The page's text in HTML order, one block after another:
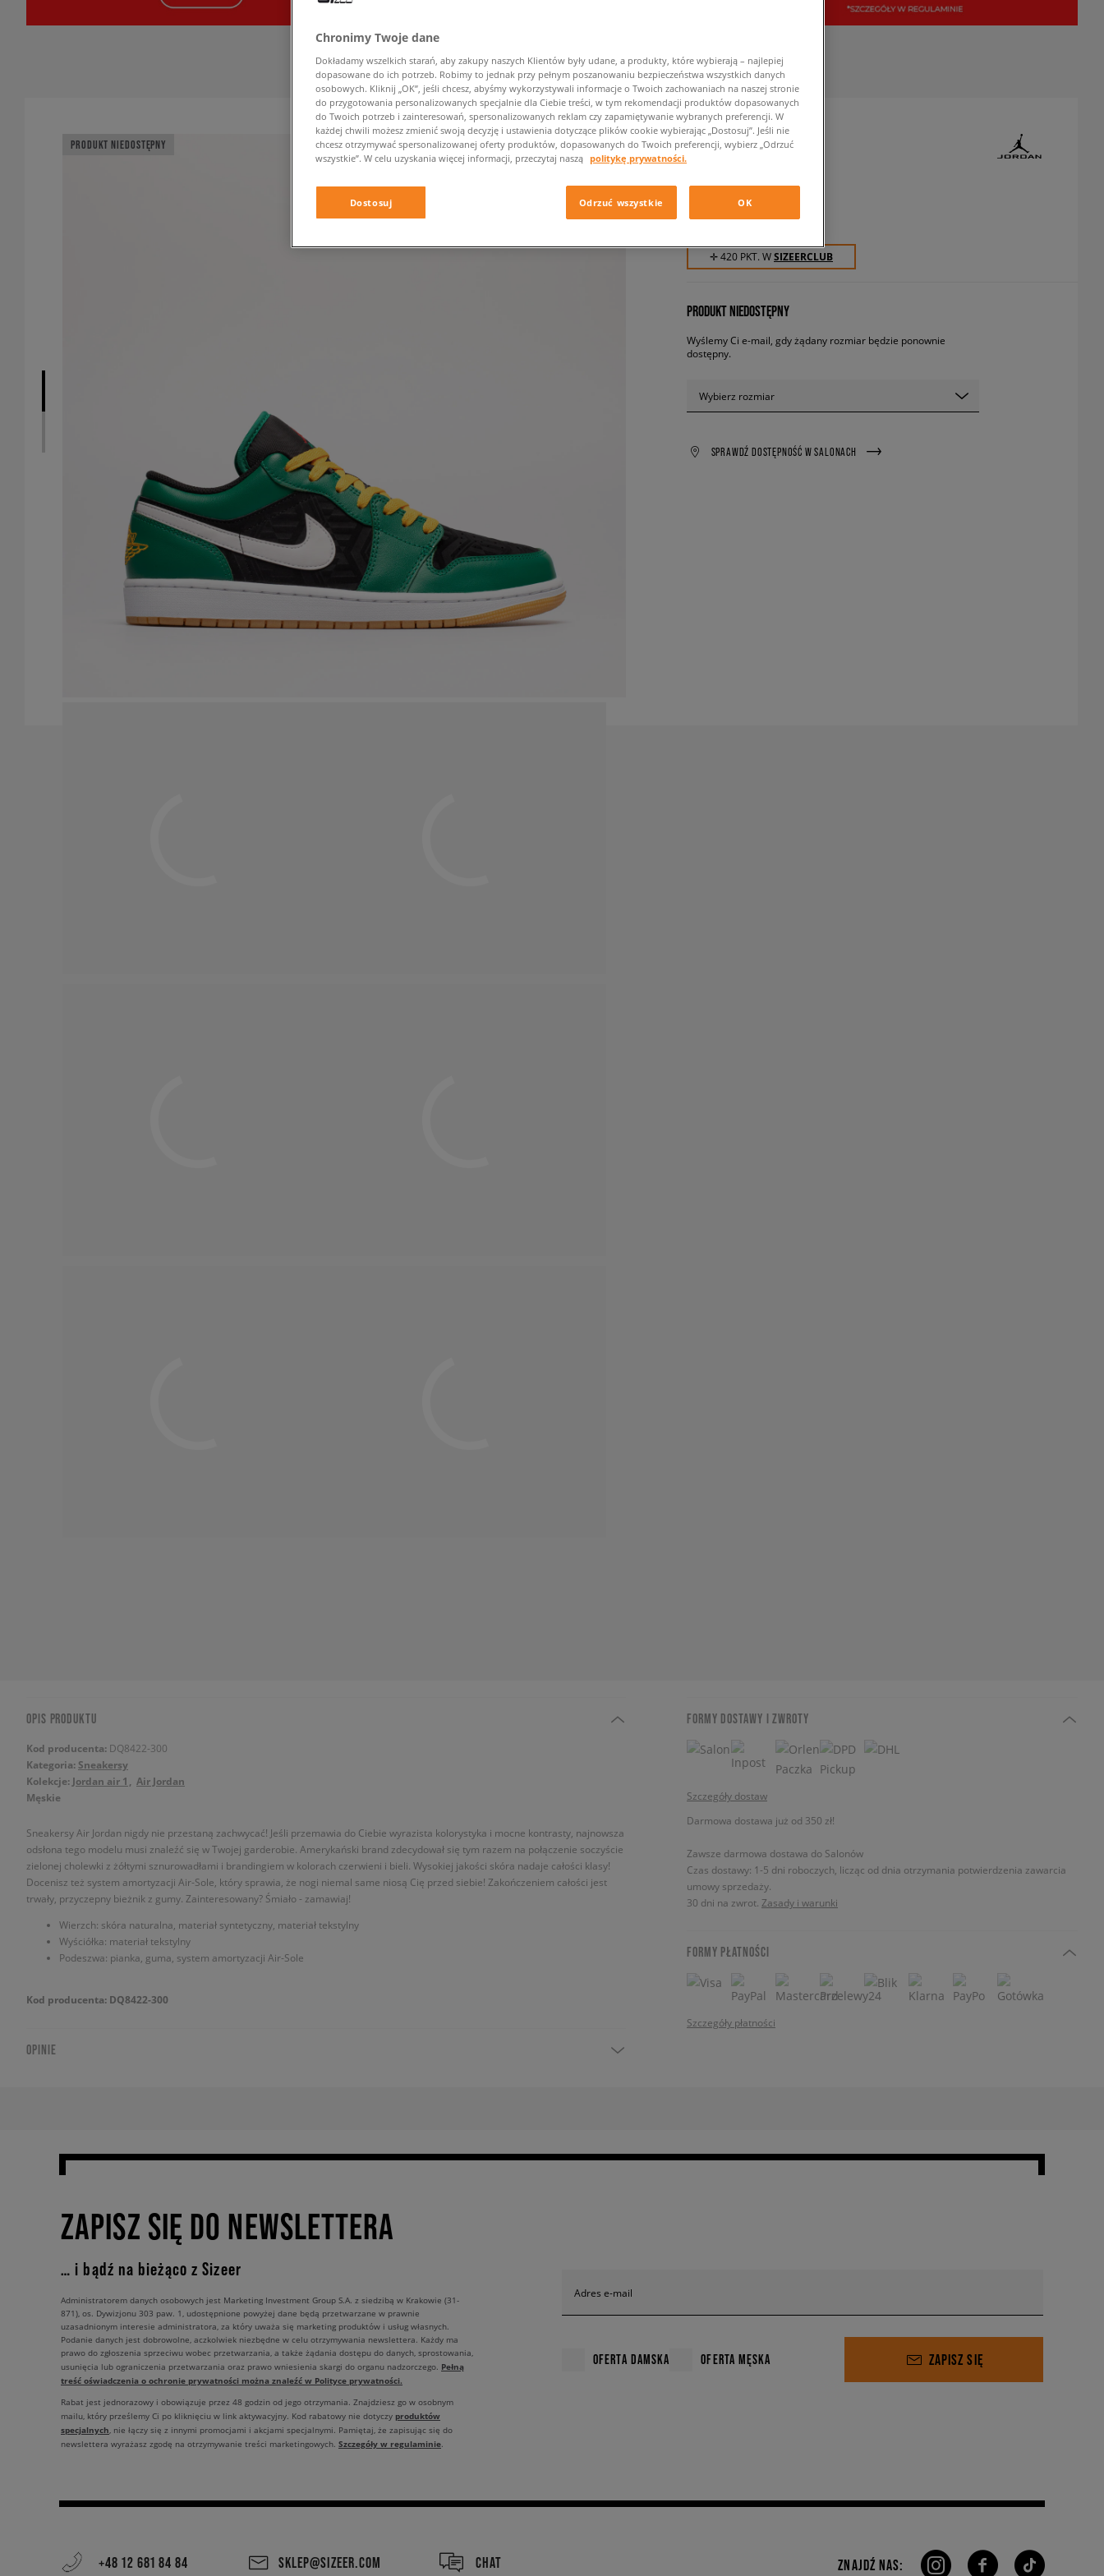
PRODUKT NIEDOSTĘPNY AIR JORDAN 1 LOW SE
419,99 zł z VAT
✛ 420 PKT. WSIZEERCLUB
PRODUKT NIEDOSTĘPNY
Wyślemy Ci e-mail, gdy żądany rozmiar będzie ponownie
dostępny.
Wybierz rozmiar
SPRAWDŹ DOSTĘPNOŚĆ W SALONACH
OPIS PRODUKTU
Kod producenta: DQ8422-300
Kategoria: Sneakersy
Kolekcje: Jordan air 1
Air Jordan
Męskie
Sneakersy Air Jordan nigdy nie przestaną zachwycać! Jeśli przemawia do Ciebie wyrazista kolorystyka i mocne kontrasty, najnowsza
odsłona tego modelu musi znaleźć się w Twojej garderobie. Amerykański brand zdecydował się tym razem na połączenie soczyście
zielonej cholewki z żółtymi sznurowadłami i brandingiem w kolorach czerwieni i bieli. Wysokiej jakości skóra nadaje całości klasy!
Docenisz też system amortyzacji Air-Sole, który sprawia, że nogi niemal same niosą Cię przed siebie! Zakończeniem całości jest
trwały, przyczepny bieżnik z gumy. Zainteresowany? Śmiało - zamawiaj!
Wierzch: skóra naturalna, materiał syntetyczny, materiał tekstylny
Wyściółka: materiał tekstylny
Podeszwa: pianka, guma, system amortyzacji Air-Sole
Kod producenta: DQ8422-300
OPINIE
FORMY DOSTAWY I ZWROTY
Szczegóły dostaw
Darmowa dostawa już od 350 zł!
Zawsze darmowa dostawa do Salonów
Czas dostawy: 1-5 dni roboczych, licząc od dnia otrzymania potwierdzenia zawarcia
umowy sprzedaży.
30 dni na zwrot. Zasady i warunki
FORMY PŁATNOŚCI
Szczegóły płatności
ZAPISZ SIĘ DO NEWSLETTERA
… i bądź na bieżąco z Sizeer
Adres e-mail
OFERTA DAMSKA OFERTA MĘSKA ZAPISZ SIĘ
Administratorem danych osobowych jest Marketing Investment Group S.A. z siedzibą w Krakowie (31-
871), os. Dywizjonu 303 paw. 1, udostępnione powyżej dane będą przetwarzane w prawnie
uzasadnionym interesie administratora, za który uważa się marketing produktów i usług własnych.
Podanie danych jest dobrowolne, aczkolwiek niezbędne w celu otrzymywania newslettera. Każdy ma
prawo do zgłoszenia sprzeciwu wobec przetwarzania, a także żądania dostępu do danych, sprostowania,
usunięcia lub ograniczenia przetwarzania oraz prawo wniesienia skargi do organu nadzorczego. Pełną
treść oświadczenia o ochronie prywatności można znaleźć w Polityce prywatności.
Rabat jest jednorazowy i obowiązuje przez 48 godzin od jego otrzymania. Znajdziesz go w osobnym
mailu, który prześlemy Ci po kliknięciu w link aktywacyjny. Kod rabatowy nie dotyczy produktów
specjalnych, nie łączy się z innymi promocjami i akcjami specjalnymi. Pamiętaj, że zapisując się do
newslettera wyrażasz zgodę na otrzymywanie treści marketingowych. Szczegóły w regulaminie.
+48 12 681 84 84 SKLEP@SIZEER.COM CHAT ZNAJDŹ NAS:
Chronimy Twoje dane
Dokładamy wszelkich starań, aby zakupy naszych Klientów były udane, a produkty, które wybierają – najlepiej
dopasowane do ich potrzeb. Robimy to jednak przy pełnym poszanowaniu bezpieczeństwa wszystkich danych
osobowych. Kliknij „OK”, jeśli chcesz, abyśmy wykorzystywali informacje o Twoich zachowaniach na naszej stronie
do przygotowania personalizowanych specjalnie dla Ciebie treści, w tym rekomendacji produktów dopasowanych
do Twoich potrzeb i zainteresowań, spersonalizowanych reklam czy zapamiętywanie wybranych preferencji. W
każdej chwili możesz zmienić swoją decyzję i ustawienia dotyczące plików cookie wybierając „Dostosuj”. Jeśli nie
chcesz otrzymywać spersonalizowanej oferty produktów, dopasowanych do Twoich preferencji, wybierz „Odrzuć
wszystkie”. W celu uzyskania więcej informacji, przeczytaj naszą politykę prywatności.
Dostosuj Odrzuć wszystkie OK